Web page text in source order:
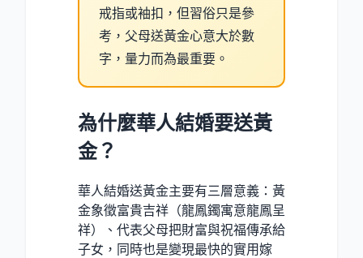
戒指或袖扣，但習俗只是參
考，父母送黃金心意大於數
字，量力而為最重要。
為什麼華人結婚要送黃
金？
華人結婚送黃金主要有三層意義：黃
金象徵富貴吉祥（龍鳳鐲寓意龍鳳呈
祥）、代表父母把財富與祝福傳承給
子女，同時也是變現最快的實用嫁